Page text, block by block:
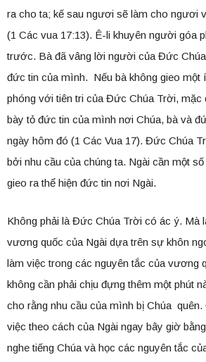
ra cho ta; kế sau ngươi sẽ làm cho ngươi
(1 Các vua 17:13). Ê-li khuyên người góa
trước. Bà đã vâng lời người của Đức
đức tin của mình. Nếu bà không gieo một
phóng với tiên tri của Đức Chúa Trời, mặc
bày tỏ đức tin của mình nơi Chúa, bà và
ngày hôm đó (1 Các Vua 17). Đức Chúa
bởi nhu cầu của chúng ta. Ngài cần một
gieo ra thể hiện đức tin nơi Ngài.
Không phải là Đức Chúa Trời có ác ý. Mà
vương quốc của Ngài dựa trên sự khôn
làm việc trong các nguyên tắc của vương
không cần phải chịu đựng thêm một phút
cho rằng nhu cầu của mình bị Chúa quên.
việc theo cách của Ngài ngay bây giờ
nghe tiếng Chúa và học các nguyên tắc